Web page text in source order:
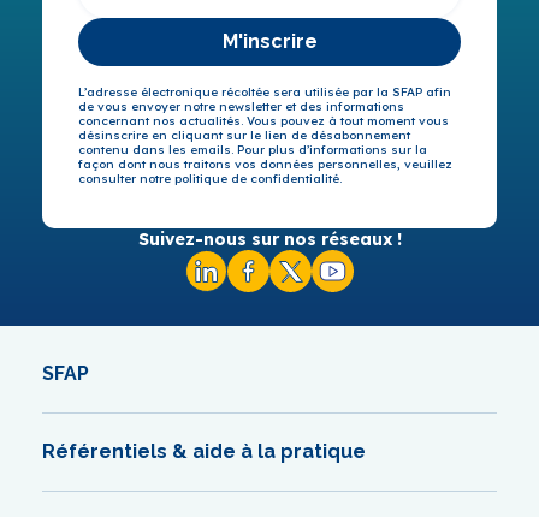
M'inscrire
L’adresse électronique récoltée sera utilisée par la SFAP afin
de vous envoyer notre newsletter et des informations
concernant nos actualités. Vous pouvez à tout moment vous
désinscrire en cliquant sur le lien de désabonnement
contenu dans les emails. Pour plus d’informations sur la
façon dont nous traitons vos données personnelles, veuillez
consulter notre politique de confidentialité.
Suivez-nous sur nos réseaux !
SFAP
Référentiels & aide à la pratique